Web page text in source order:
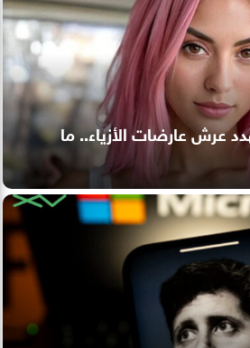
عرش عارضات الأزياء.. ما